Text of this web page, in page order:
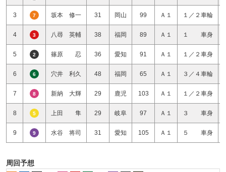
3 7 坂本 修一 31 岡山 99 Ａ１ １／２車輪
4 3 八尋 英輔 38 福岡 89 Ａ１ １ 車身
5 2 篠原 忍 36 愛知 91 Ａ１ １／２車身
6 6 穴井 利久 48 福岡 65 Ａ１ ３／４車輪
7 8 新納 大輝 29 鹿児 103 Ａ１ １／２車身
8 5 上田 隼 29 岐阜 97 Ａ１ ３ 車身
9 9 水谷 将司 31 愛知 105 Ａ１ ５ 車身
周回予想